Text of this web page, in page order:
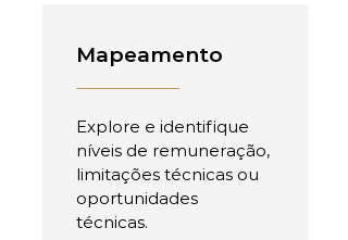
Mapeamento
Explore e identifique
níveis de remuneração,
limitações técnicas ou
oportunidades
técnicas.